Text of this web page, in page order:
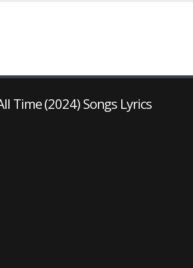
Time (2024) Songs Lyrics